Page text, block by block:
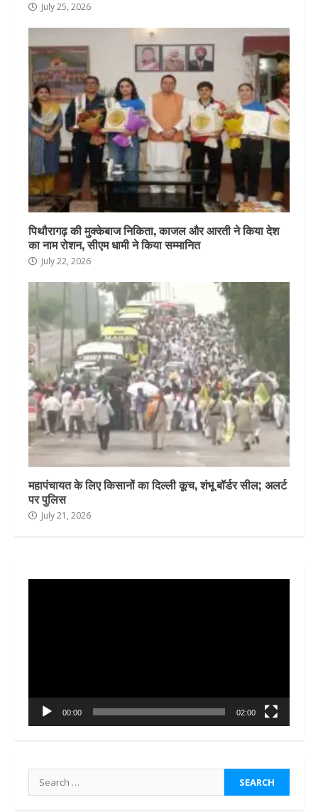
July 25, 2026
पिथौरागढ़ की मुक्केबाज निकिता, काजल और आरती ने किया देश
का नाम रोशन, सीएम धामी ने किया सम्मानित
July 22, 2026
महापंचायत के लिए किसानों का दिल्ली कूच, शंभू बॉर्डर सील; अलर्ट
पर पुलिस
July 21, 2026
00:00 02:00
Search
for: